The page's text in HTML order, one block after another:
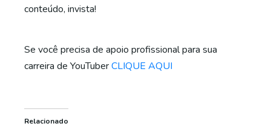
conteúdo, invista!
Se você precisa de apoio profissional para sua
carreira de YouTuberCLIQUE AQUI
Relacionado